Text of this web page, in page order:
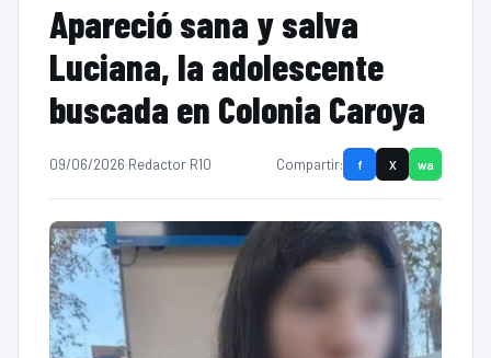
Apareció sana y salva
Luciana, la adolescente
buscada en Colonia Caroya
09/06/2026·Redactor R10 Compartir: f X wa